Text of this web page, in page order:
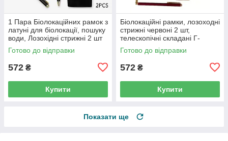
1 Пара Біолокаційних рамок з
латуні для біолокації, пошуку
води, Лозохідні стрижні 2 шт
для полювання за
привидами, чорні в чохлі
Готово до відправки
572 ₴
Купити
Біолокаційні рамки, лозоходні
стрижні червоні 2 шт,
телескопічні складані Г-
подібні рамки
Готово до відправки
572 ₴
Купити
Показати ще